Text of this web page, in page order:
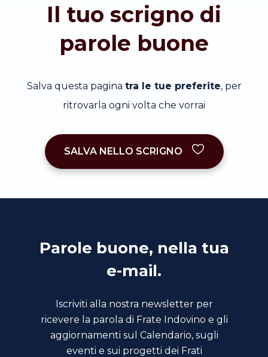
Il tuo scrigno di
parole buone
Salva questa pagina tra le tue preferite, per
ritrovarla ogni volta che vorrai
SALVA NELLO SCRIGNO
Parole buone, nella tua
e-mail.
Iscriviti alla nostra newsletter per
ricevere la parola di Frate Indovino e gli
aggiornamenti sul Calendario, sugli
eventi e sui progetti dei Frati